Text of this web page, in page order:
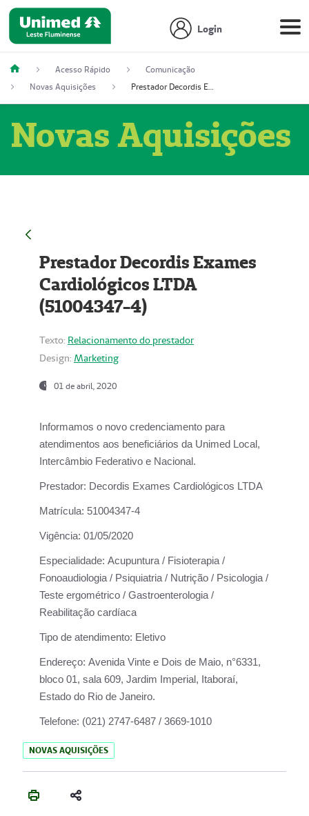
Login
Acesso Rápido
Comunicação
Novas Aquisições
Prestador Decordis Exames Cardiológicos LTDA (51004347-4)
Novas Aquisições
Prestador Decordis Exames
Cardiológicos LTDA
(51004347-4)
Texto: Relacionamento do prestador
Design: Marketing
01 de abril, 2020
Informamos o novo credenciamento para
atendimentos aos beneficiários da Unimed Local,
Intercâmbio Federativo e Nacional.
Prestador: Decordis Exames Cardiológicos LTDA
Matrícula: 51004347-4
Vigência: 01/05/2020
Especialidade: Acupuntura / Fisioterapia /
Fonoaudiologia / Psiquiatria / Nutrição / Psicologia /
Teste ergométrico / Gastroenterologia /
Reabilitação cardíaca
Tipo de atendimento: Eletivo
Endereço: Avenida Vinte e Dois de Maio, n°6331,
bloco 01, sala 609, Jardim Imperial, Itaboraí,
Estado do Rio de Janeiro.
Telefone: (021) 2747-6487 / 3669-1010
NOVAS AQUISIÇÕES